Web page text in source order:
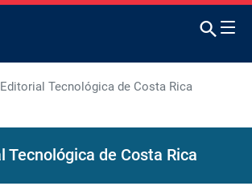
Editorial Tecnológica de Costa Rica
Tecnológica de Costa Rica